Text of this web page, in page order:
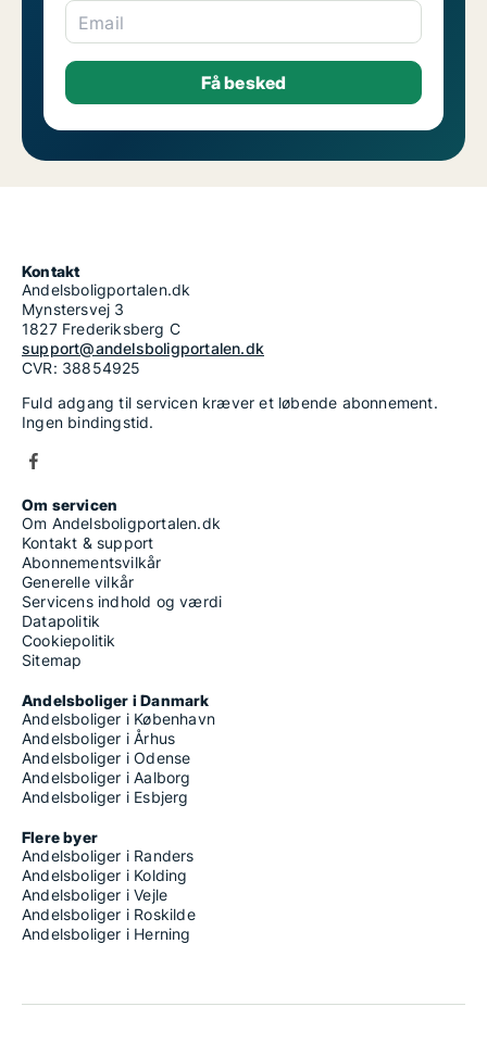
Email
Kontakt
Andelsboligportalen.dk
Mynstersvej 3
1827 Frederiksberg C
support@andelsboligportalen.dk
CVR: 38854925
Fuld adgang til servicen kræver et løbende abonnement.
Ingen bindingstid.
Om servicen
Om Andelsboligportalen.dk
Kontakt & support
Abonnementsvilkår
Generelle vilkår
Servicens indhold og værdi
Datapolitik
Cookiepolitik
Sitemap
Andelsboliger i Danmark
Andelsboliger i København
Andelsboliger i Århus
Andelsboliger i Odense
Andelsboliger i Aalborg
Andelsboliger i Esbjerg
Flere byer
Andelsboliger i Randers
Andelsboliger i Kolding
Andelsboliger i Vejle
Andelsboliger i Roskilde
Andelsboliger i Herning